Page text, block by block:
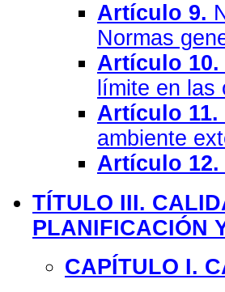
Artículo 9.
Normas
Artículo 10.
límite en
Artículo 11.
ambiente
Artículo 12.
TÍTULO III.
PLANIFICACIÓN
CAPÍTULO I.